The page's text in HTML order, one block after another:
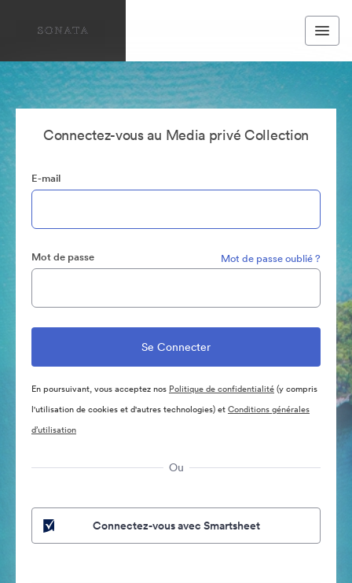
Connectez-vous au Media privé Collection
E-mail
Mot de passe Mot de passe oublié ?
En poursuivant, vous acceptez nos Politique de confidentialité(y compris
l'utilisation de cookies et d'autres technologies) etConditions générales
d’utilisation
Ou
Connectez-vous avec Smartsheet